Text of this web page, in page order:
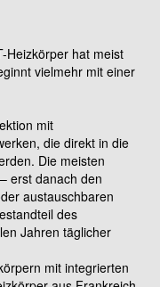
Heizkörper hat meist
vielmehr mit einer
mit
die direkt in die
Die meisten
erst danach den
austauschbaren
des
Jahren täglicher
mit integrierten